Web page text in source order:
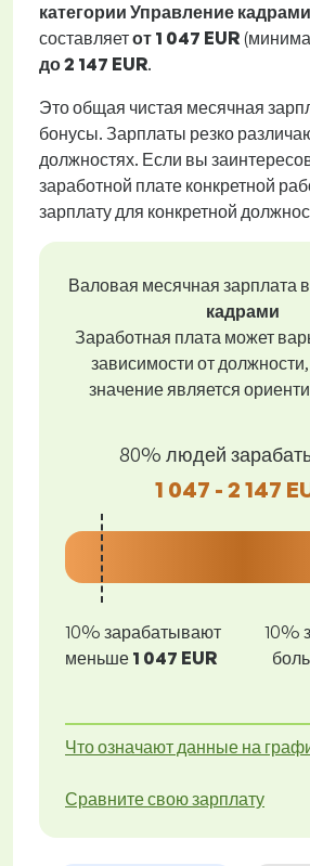
категории Управление кадрами
составляетот 1 047 EUR
до2 147 EUR.
Это общая чистая месячная
бонусы. Зарплаты резко
должностях. Если вы
заработной плате конкретной
зарплату для конкретной
Валовая месячная зарплата в
кадрами
Заработная плата может
зависимости от
значение является
80% людей
1 047 - 2 147
10% зарабатывают
меньше 1 047 EUR
10%
Что означают данные на
Сравните свою зарплату